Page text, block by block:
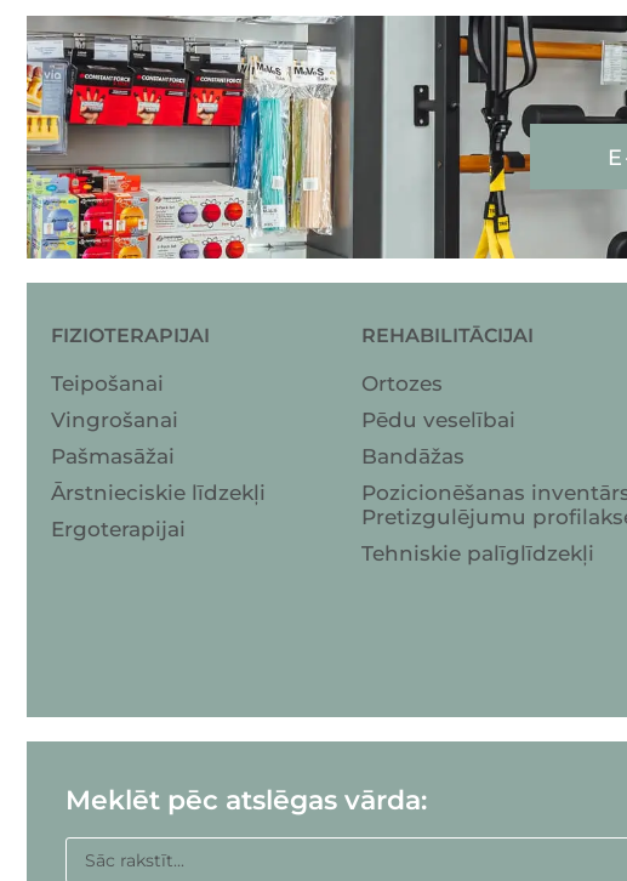
FIZIOTERAPIJAI
Teipošanai
Vingrošanai
Pašmasāžai
Ārstnieciskie līdzekļi
Ergoterapijai
REHABILITĀCIJAI
Ortozes
Pēdu veselībai
Bandāžas
Pozicionēšanas
Pretizgulējumu
Tehniskie palīglīdzekļi
Meklēt pēc atslēgas vārda: